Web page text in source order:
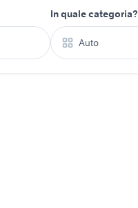
In quale categoria?
Auto